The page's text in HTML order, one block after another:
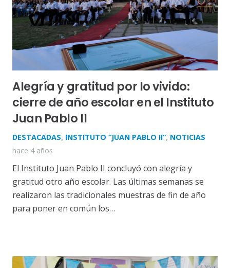
Alegría y gratitud por lo vivido:
cierre de año escolar en el Instituto
Juan Pablo II
DESTACADAS, INSTITUTO “JUAN PABLO II”, NOTICIAS
hace 4 años
El Instituto Juan Pablo II concluyó con alegría y
gratitud otro año escolar. Las últimas semanas se
realizaron las tradicionales muestras de fin de año
para poner en común los…